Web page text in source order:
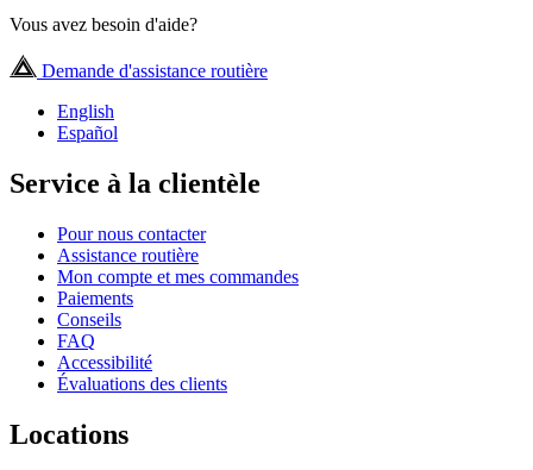
Vous avez besoin d'aide?
Demande d'assistance routière
English
Español
Service à la clientèle
Pour nous contacter
Assistance routière
Mon compte et mes commandes
Paiements
Conseils
FAQ
Accessibilité
Évaluations des clients
Locations